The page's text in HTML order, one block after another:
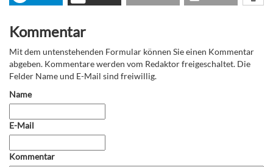
Kommentar
Mit dem untenstehenden Formular können Sie einen Kommentar
abgeben. Kommentare werden vom Redaktor freigeschaltet. Die
Felder Name und E-Mail sind freiwillig.
Name
E-Mail
Kommentar